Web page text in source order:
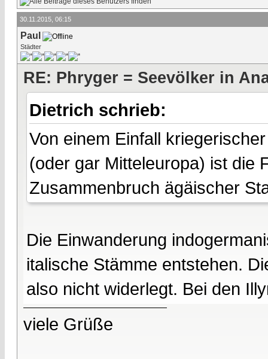
30.11.2015, 06:15
Paul
Städter
RE: Phryger = Seevölker in
Dietrich schrieb:
Von einem Einfall
(oder gar Mitteleuropa) ist die
Zusammenbruch ägäischer
Die Einwanderung
italische Stämme entstehen.
also nicht widerlegt. Bei den
viele Grüße